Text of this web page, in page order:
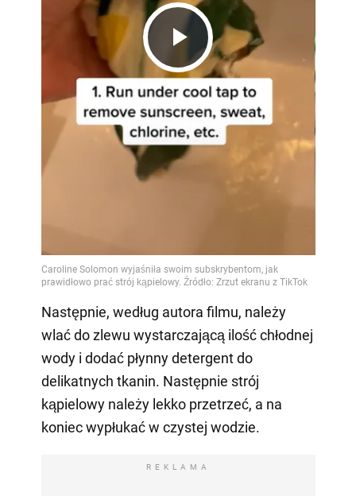
Play
Video
Następnie, według autora filmu, należy
wlać do zlewu wystarczającą ilość chłodnej
wody i dodać płynny detergent do
delikatnych tkanin. Następnie strój
kąpielowy należy lekko przetrzeć, a na
koniec wypłukać w czystej wodzie.
REKLAMA